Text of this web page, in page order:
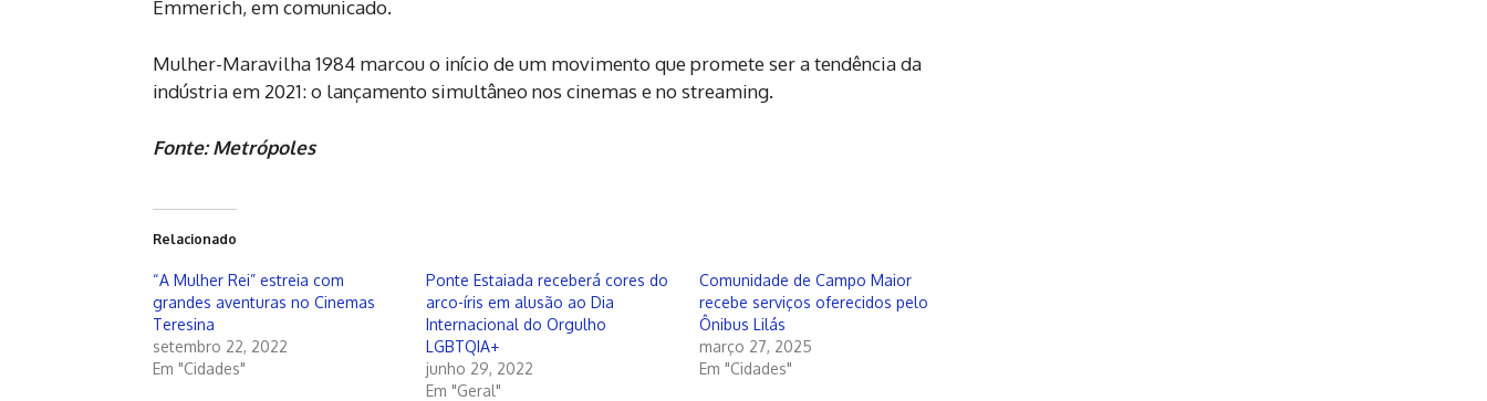
Emmerich, em comunicado.
Mulher-Maravilha 1984 marcou o início de um movimento que promete ser a tendência da
indústria em 2021: o lançamento simultâneo nos cinemas e no streaming.
Fonte: Metrópoles
Relacionado
“A Mulher Rei” estreia com
grandes aventuras no Cinemas
Teresina
setembro 22, 2022
Em "Cidades"
Ponte Estaiada receberá cores do
arco-íris em alusão ao Dia
Internacional do Orgulho
LGBTQIA+
junho 29, 2022
Em "Geral"
Comunidade de Campo Maior
recebe serviços oferecidos pelo
Ônibus Lilás
março 27, 2025
Em "Cidades"